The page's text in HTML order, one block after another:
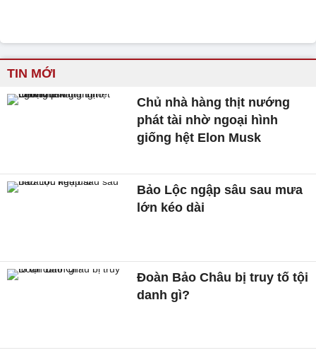
TIN MỚI
Chủ nhà hàng thịt nướng
phát tài nhờ ngoại hình
giống hệt Elon Musk
Bảo Lộc ngập sâu sau mưa
lớn kéo dài
Đoàn Bảo Châu bị truy tố tội
danh gì?